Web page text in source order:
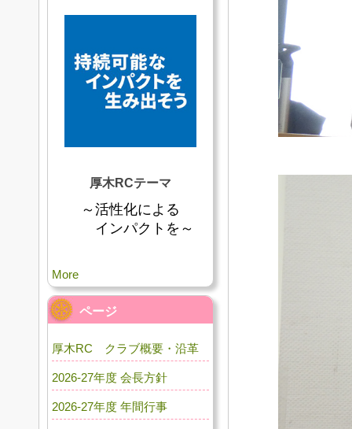
厚木RCテーマ
～活性化による
インパクトを～
More
ページ
厚木RC クラブ概要・沿革
2026-27年度 会長方針
2026-27年度 年間行事